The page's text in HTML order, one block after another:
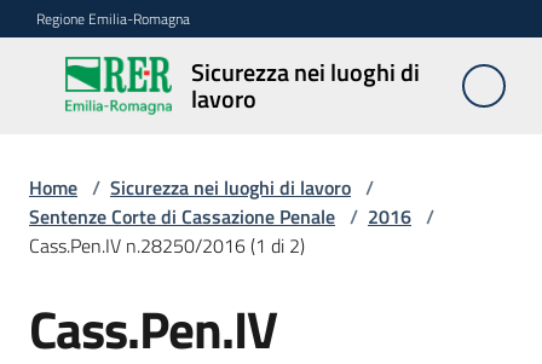
Vai al contenuto
Vai alla navigazione
Vai al footer
Regione Emilia-Romagna
Sicurezza nei luoghi di
lavoro
Sicurezza
nei
lavoro
Sicurezza
Home / Sicurezza nei luoghi di lavoro /
Sentenze Corte di Cassazione Penale / 2016 /
Cass.Pen.IV n.28250/2016 (1 di 2)
Cass.Pen.IV